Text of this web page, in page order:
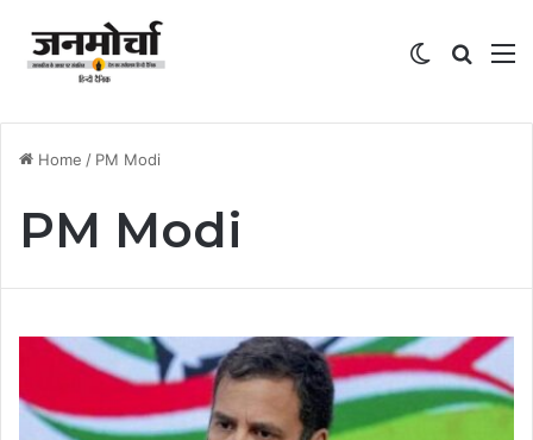
Switch skin
Home / PM Modi
PM Modi